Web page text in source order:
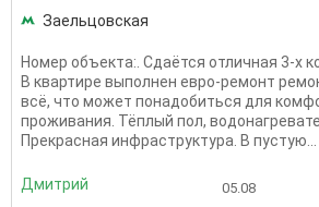
Заельцовская
Номер объекта:. Сдаётся отличная 3-х
В квартире выполнен евро-ремонт
всё, что может понадобиться для
проживания. Тёплый пол,
Прекрасная инфраструктура. В пустую...
Дмитрий 05.08